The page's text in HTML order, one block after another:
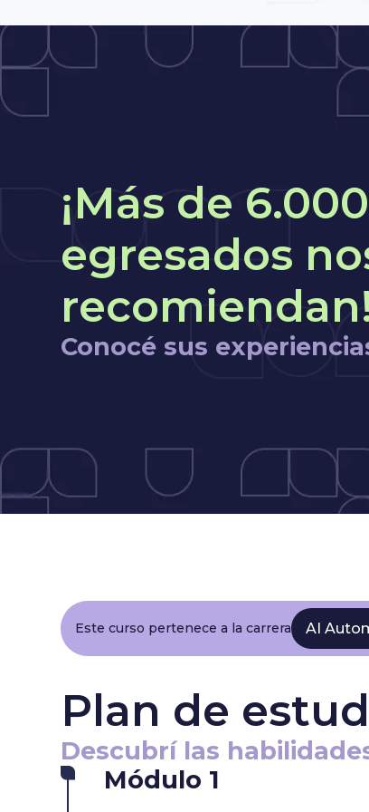
¡Más de 6.000
egresados
Conocé sus
Este curso pertenece a la carrera AI
Plan de
Descubrí las
Módulo 1